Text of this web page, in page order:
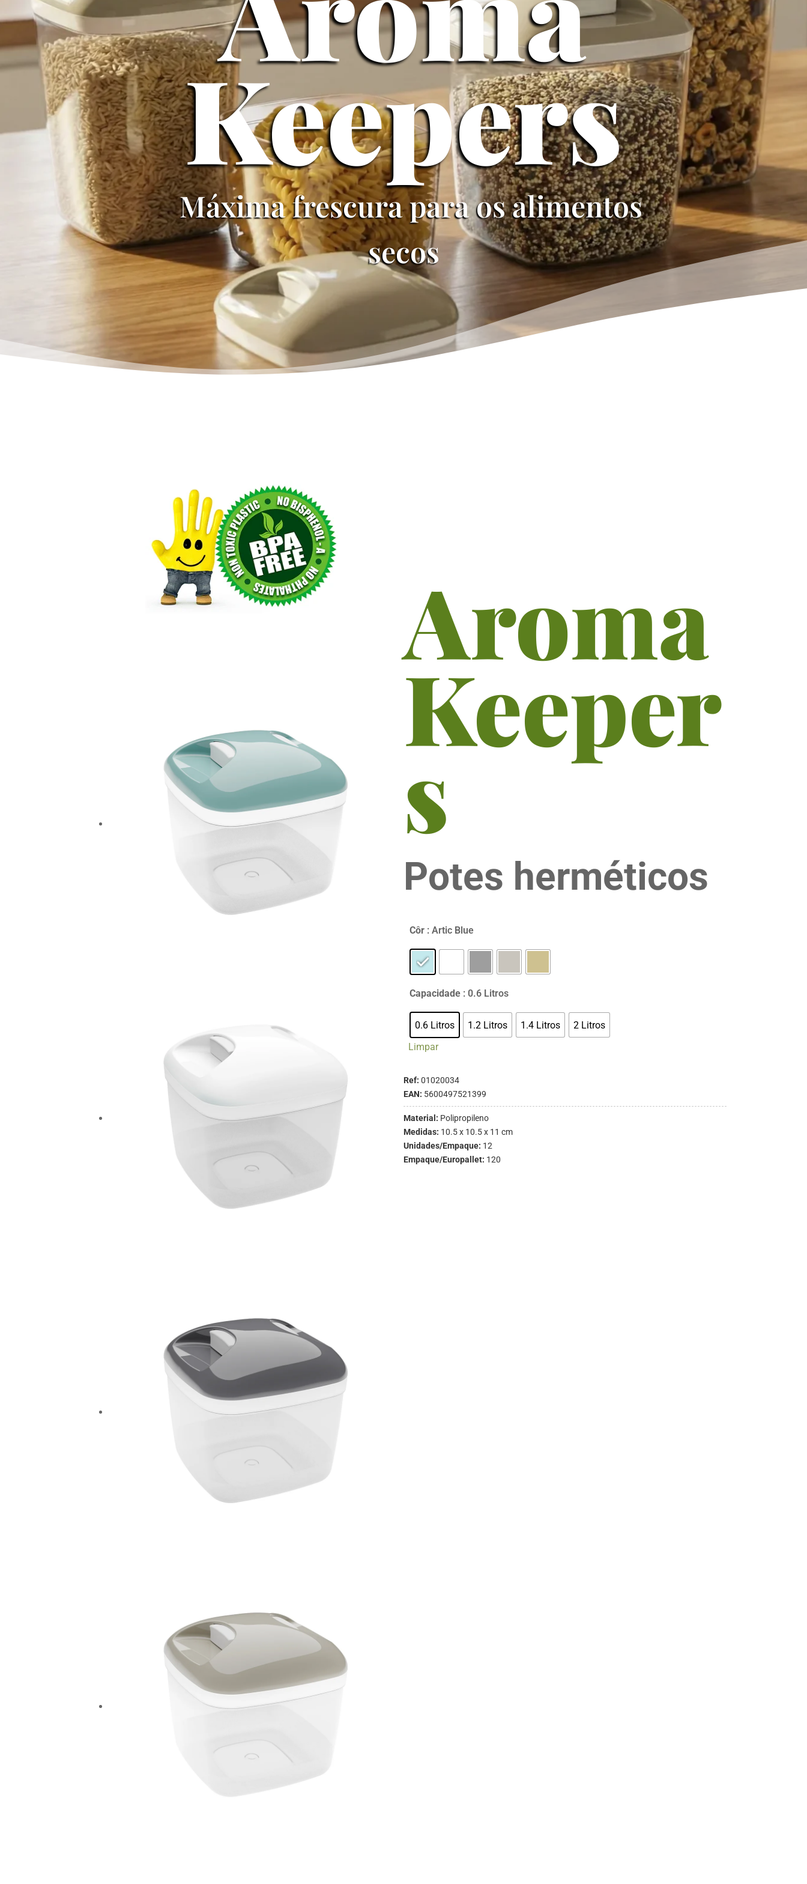
Keepers
Máxima frescura para os alimentos
secos
Aroma
Keeper
s
Potes herméticos
Côr : Artic Blue
Capacidade : 0.6 Litros
0.6 Litros 1.2 Litros 1.4 Litros
2 Litros
Limpar
Ref: 01020034
EAN: 5600497521399
Material: Polipropileno
Medidas: 10.5 x 10.5 x 11 cm
Unidades/Empaque: 12
Empaque/Europallet: 120